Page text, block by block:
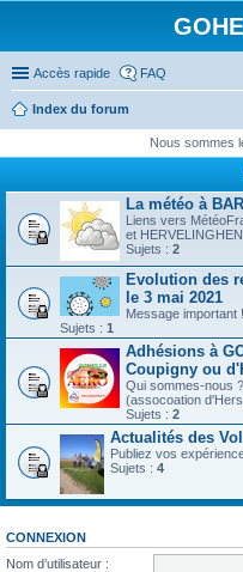
Accès rapide FAQ
Index du forum
Nous sommes
La météo à
Liens vers
et HERVELINGHEN
Sujets : 2
Evolution des
le 3 mai 2021
Message important !
Sujets : 1
Adhésions à
Coupigny ou
Qui sommes-nous
(assocoation
Sujets : 2
Actualités des
Publiez vos
Sujets : 4
CONNEXION
Nom d’utilisateur :